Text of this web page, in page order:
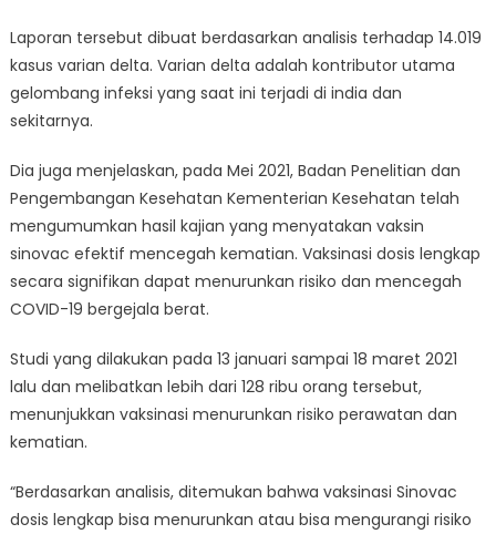
Laporan tersebut dibuat berdasarkan analisis terhadap 14.019
kasus varian delta. Varian delta adalah kontributor utama
gelombang infeksi yang saat ini terjadi di india dan
sekitarnya.
Dia juga menjelaskan, pada Mei 2021, Badan Penelitian dan
Pengembangan Kesehatan Kementerian Kesehatan telah
mengumumkan hasil kajian yang menyatakan vaksin
sinovac efektif mencegah kematian. Vaksinasi dosis lengkap
secara signifikan dapat menurunkan risiko dan mencegah
COVID-19 bergejala berat.
Studi yang dilakukan pada 13 januari sampai 18 maret 2021
lalu dan melibatkan lebih dari 128 ribu orang tersebut,
menunjukkan vaksinasi menurunkan risiko perawatan dan
kematian.
“Berdasarkan analisis, ditemukan bahwa vaksinasi Sinovac
dosis lengkap bisa menurunkan atau bisa mengurangi risiko